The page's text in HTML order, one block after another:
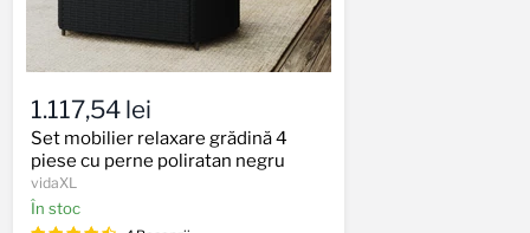
mobilier
relaxare
grădină
4
piese
cu
perne
1.117,54 lei
Set mobilier relaxare grădină 4
piese cu perne poliratan negru
vidaXL
În stoc